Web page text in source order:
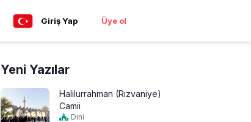
Giriş Yap Üye ol
Yeni Yazılar
Halilurrahman (Rızvaniye)
Camii
Dini